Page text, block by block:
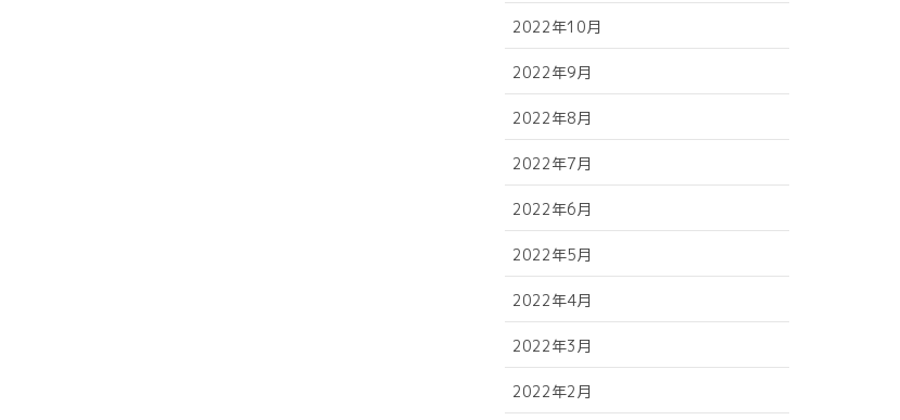
2022年10月
2022年9月
2022年8月
2022年7月
2022年6月
2022年5月
2022年4月
2022年3月
2022年2月